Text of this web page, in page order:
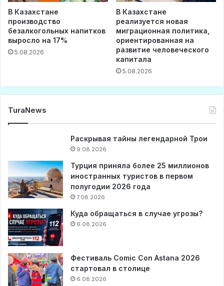
В Казахстане
производство
безалкогольных напитков
выросло на 17%
5.08.2026
В Казахстане
реализуется новая
миграционная политика,
ориентированная на
развитие человеческого
капитала
5.08.2026
TuraNews
Раскрывая тайны легендарной Трои
9.08.2026
Турция приняла более 25 миллионов
иностранных туристов в первом
полугодии 2026 года
7.08.2026
Куда обращаться в случае угрозы?
6.08.2026
Фестиваль Comic Con Astana 2026
стартовал в столице
6.08.2026